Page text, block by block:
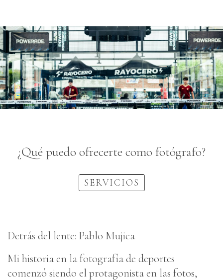
¿Qué puedo ofrecerte como fotógrafo?
SERVICIOS
Detrás del lente: Pablo Mujica
Mi historia en la fotografía de deportes
comenzó siendo el protagonista en las fotos,